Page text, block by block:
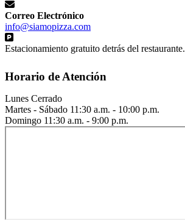
Correo Electrónico
info@siamopizza.com
Estacionamiento gratuito detrás del restaurante.
Horario de Atención
Lunes Cerrado
Martes - Sábado 11:30 a.m. - 10:00 p.m.
Domingo 11:30 a.m. - 9:00 p.m.